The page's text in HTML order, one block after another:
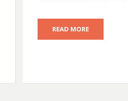
READ MORE